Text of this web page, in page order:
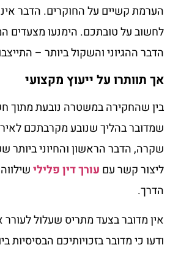
הערמת קשיים על החוקרים. הדבר
לחשוב על טובתכם. הימנעו מצעדים
הדבר ההגיוני והשקול ביותר –
אך תוותרו על ייעוץ מקצועי
בין שהחקירה במשטרה נובעת מתוך
שמדובר בהליך שנובע מקרבתכם
שקרה, הדבר הראשון והחיוני ביותר
ליצור קשר עם עורך דין פלילי
הדרך.
אין מדובר בצעד מתריס שעלול
ודעו כי מדובר בזכויותיכם הבסיסיות